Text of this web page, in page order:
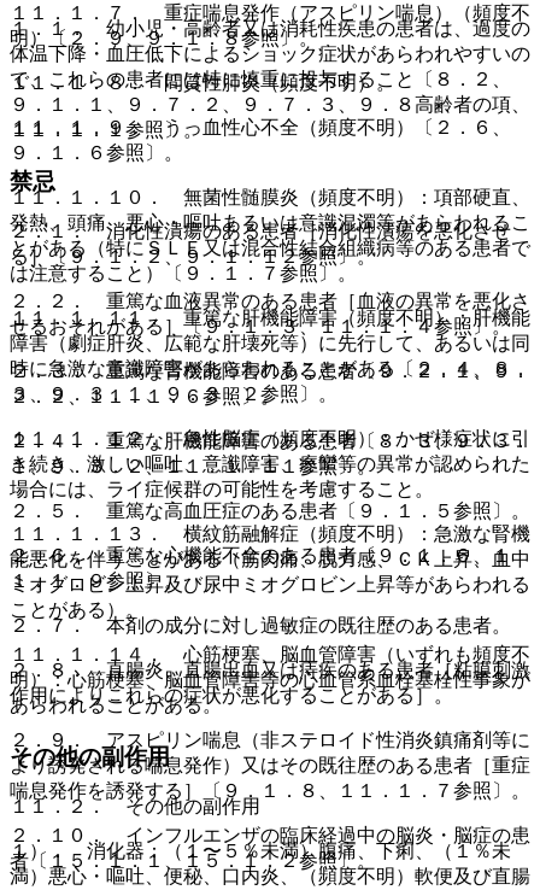
１．１． 幼小児・高齢者又は消耗性疾患の患者は、過度の
体温下降・血圧低下によるショック症状があらわれやすいの
で、これらの患者には特に慎重に投与すること〔８．２、
９．１．１、９．７．２、９．７．３、９．８高齢者の項、
１１．１．１参照〕。
禁忌
２．１． 消化性潰瘍のある患者［消化性潰瘍を悪化させ
る］〔９．１．２、９．１．１２参照〕。
２．２． 重篤な血液異常のある患者［血液の異常を悪化さ
せるおそれがある］〔９．１．３、１１．１．４参照〕。
２．３． 重篤な腎機能障害のある患者〔９．２．１、９．
２．２、１１．１．６参照〕。
２．４． 重篤な肝機能障害のある患者〔８．３、９．３．
１、９．３．２、１１．１．１１参照〕。
２．５． 重篤な高血圧症のある患者〔９．１．５参照〕。
２．６． 重篤な心機能不全のある患者〔９．１．６、１
１．１．９参照〕。
２．７． 本剤の成分に対し過敏症の既往歴のある患者。
２．８． 直腸炎、直腸出血又は痔疾のある患者［粘膜刺激
作用によりこれらの症状が悪化することがある］。
２．９． アスピリン喘息（非ステロイド性消炎鎮痛剤等に
より誘発される喘息発作）又はその既往歴のある患者［重症
喘息発作を誘発する］〔９．１．８、１１．１．７参照〕。
２．１０． インフルエンザの臨床経過中の脳炎・脳症の患
者〔１５．１．１、１５．１．２参照〕。
１１．１．７． 重症喘息発作（アスピリン喘息）（頻度不
明）〔２．９、９．１．８参照〕。
１１．１．８． 間質性肺炎（頻度不明）。
１１．１．９． うっ血性心不全（頻度不明）〔２．６、
９．１．６参照〕。
１１．１．１０． 無菌性髄膜炎（頻度不明）：項部硬直、
発熱、頭痛、悪心・嘔吐あるいは意識混濁等があらわれるこ
とがある（特にＳＬＥ又は混合性結合組織病等のある患者で
は注意すること）〔９．１．７参照〕。
１１．１．１１． 重篤な肝機能障害（頻度不明）：肝機能
障害（劇症肝炎、広範な肝壊死等）に先行して、あるいは同
時に急激な意識障害があらわれることがある〔２．４、８．
３、９．３．１、９．３．２参照〕。
１１．１．１２． 急性脳症（頻度不明）：かぜ様症状に引
き続き、激しい嘔吐、意識障害、痙攣等の異常が認められた
場合には、ライ症候群の可能性を考慮すること。
１１．１．１３． 横紋筋融解症（頻度不明）：急激な腎機
能悪化を伴うことがある（筋肉痛、脱力感、ＣＫ上昇、血中
ミオグロビン上昇及び尿中ミオグロビン上昇等があらわれる
ことがある）。
１１．１．１４． 心筋梗塞、脳血管障害（いずれも頻度不
明）：心筋梗塞、脳血管障害等の心血管系血栓塞栓性事象が
あらわれることがある。
その他の副作用
１１．２． その他の副作用
１）． 消化器：（１〜５％未満）腹痛、下痢、（１％未
満）悪心・嘔吐、便秘、口内炎、（頻度不明）軟便及び直腸